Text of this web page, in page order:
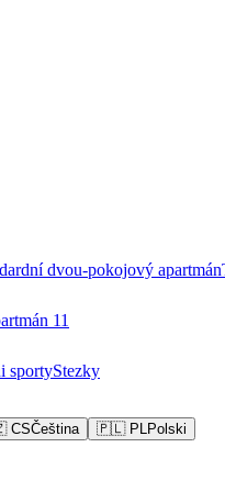
dvou-pokojový apartmán
11
sportyStezky
CSČeština 🇵🇱 PLPolski